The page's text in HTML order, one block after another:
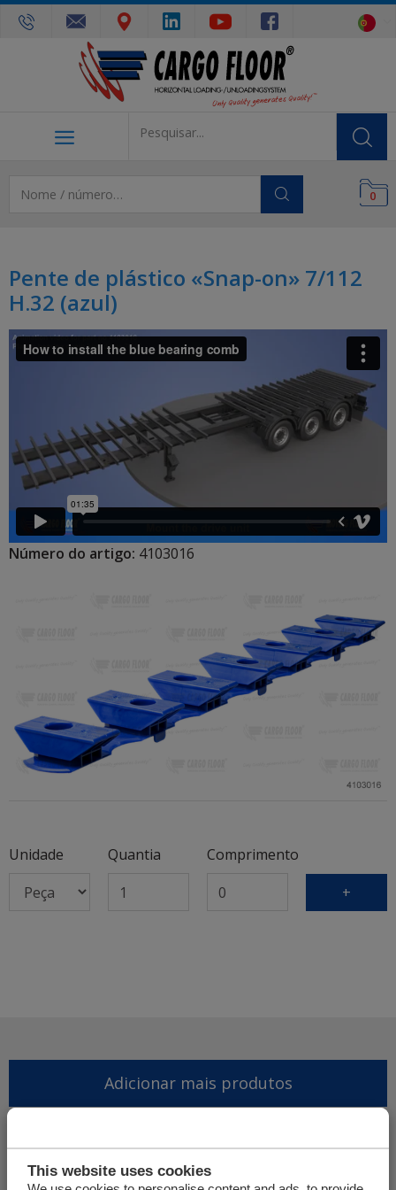
This website uses cookies
0
Pente de plástico «Snap-on» 7/112
H.32 (azul)
Número do artigo: 4103016
Unidade Quantia
Comprimento
+
Adicionar mais produtos
Finalizar pedido de oferta